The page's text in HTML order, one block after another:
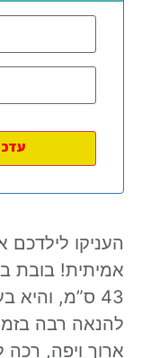
העניקו
אמיתית! בובת
להנאה רבה
ארוך ויפה, רכה